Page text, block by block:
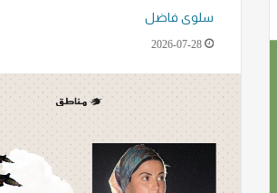
سلوى فاضل
2026-07-28